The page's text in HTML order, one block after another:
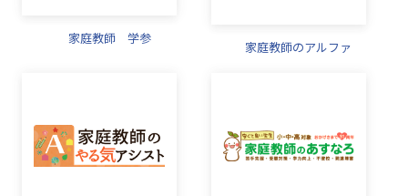
家庭教師 学参
家庭教師のアルファ